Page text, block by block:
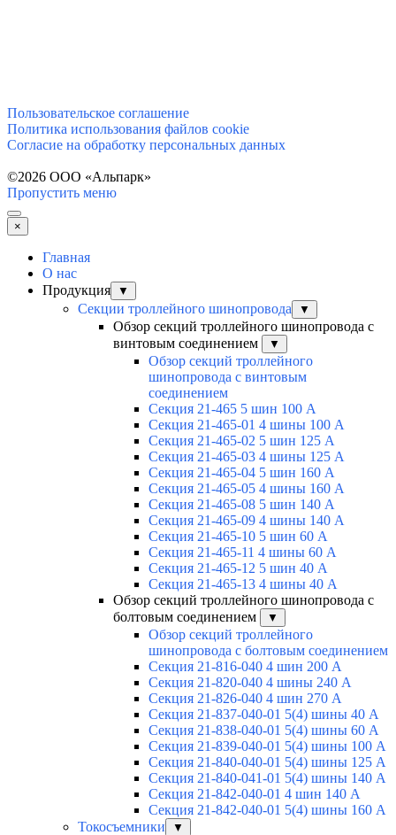
Пользовательское соглашение
Политика использования файлов cookie
Согласие на обработку персональных данных
©️2026 ООО «Альпарк»
Пропустить меню
×
Главная
О нас
Продукция
▼
Секции троллейного шинопровода ▼
Обзор секций троллейного шинопровода с
винтовым соединением
▼
Обзор секций троллейного
шинопровода с винтовым
соединением
Секция 21-465 5 шин 100 А
Секция 21-465-01 4 шины 100 А
Секция 21-465-02 5 шин 125 А
Секция 21-465-03 4 шины 125 А
Секция 21-465-04 5 шин 160 А
Секция 21-465-05 4 шины 160 А
Секция 21-465-08 5 шин 140 А
Секция 21-465-09 4 шины 140 А
Секция 21-465-10 5 шин 60 А
Секция 21-465-11 4 шины 60 А
Секция 21-465-12 5 шин 40 А
Секция 21-465-13 4 шины 40 А
Обзор секций троллейного шинопровода с
болтовым соединением
▼
Обзор секций троллейного
шинопровода с болтовым соединением
Секция 21-816-040 4 шин 200 А
Секция 21-820-040 4 шины 240 А
Секция 21-826-040 4 шин 270 А
Секция 21-837-040-01 5(4) шины 40 А
Секция 21-838-040-01 5(4) шины 60 А
Секция 21-839-040-01 5(4) шины 100 А
Секция 21-840-040-01 5(4) шины 125 А
Секция 21-840-041-01 5(4) шины 140 А
Секция 21-842-040-01 4 шин 140 А
Секция 21-842-040-01 5(4) шины 160 А
Токосъемники
▼